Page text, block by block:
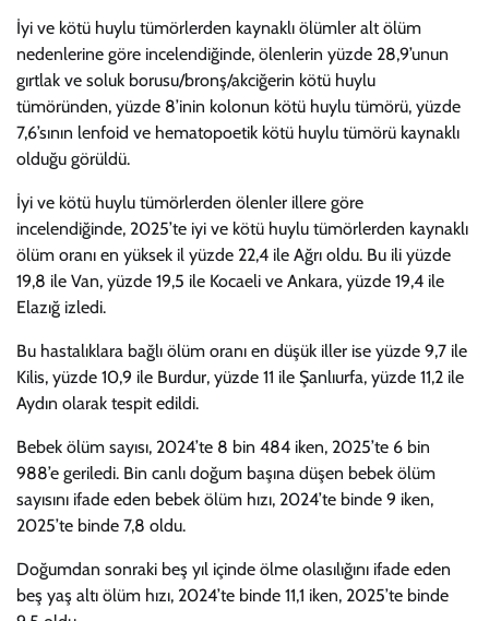
İyi ve kötü huylu tümörlerden kaynaklı ölümler alt ölüm
nedenlerine göre incelendiğinde, ölenlerin yüzde 28,9’unun
gırtlak ve soluk borusu/bronş/akciğerin kötü huylu
tümöründen, yüzde 8’inin kolonun kötü huylu tümörü, yüzde
7,6’sının lenfoid ve hematopoetik kötü huylu tümörü kaynaklı
olduğu görüldü.
İyi ve kötü huylu tümörlerden ölenler illere göre
incelendiğinde, 2025’te iyi ve kötü huylu tümörlerden kaynaklı
ölüm oranı en yüksek il yüzde 22,4 ile Ağrı oldu. Bu ili yüzde
19,8 ile Van, yüzde 19,5 ile Kocaeli ve Ankara, yüzde 19,4 ile
Elazığ izledi.
Bu hastalıklara bağlı ölüm oranı en düşük iller ise yüzde 9,7 ile
Kilis, yüzde 10,9 ile Burdur, yüzde 11 ile Şanlıurfa, yüzde 11,2 ile
Aydın olarak tespit edildi.
Bebek ölüm sayısı, 2024’te 8 bin 484 iken, 2025’te 6 bin
988’e geriledi. Bin canlı doğum başına düşen bebek ölüm
sayısını ifade eden bebek ölüm hızı, 2024’te binde 9 iken,
2025’te binde 7,8 oldu.
Doğumdan sonraki beş yıl içinde ölme olasılığını ifade eden
beş yaş altı ölüm hızı, 2024’te binde 11,1 iken, 2025’te binde